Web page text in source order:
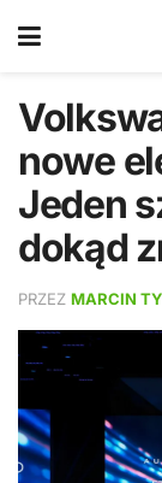
nowe
Jeden
dokąd
PRZEZ MARCIN